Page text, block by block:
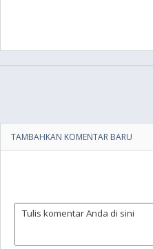
TAMBAHKAN KOMENTAR BARU